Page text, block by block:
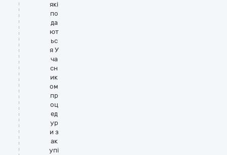
які
по
да
ют
ьс
я У
ча
сн
ик
ом
пр
оц
ед
ур
и з
ак
упі